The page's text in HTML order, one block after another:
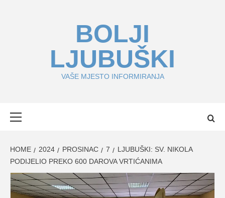
BOLJI
LJUBUŠKI
VAŠE MJESTO INFORMIRANJA
HOME 2024 PROSINAC 7
LJUBUŠKI: SV. NIKOLA
PODIJELIO PREKO 600 DAROVA VRTIĆANIMA